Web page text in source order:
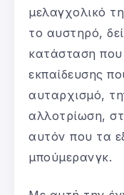
μελαγχολικό
το αυστηρό,
κατάσταση που
εκπαίδευσης
αυταρχισμό,
αλλοτρίωση,
αυτόν που τα
μπούμερανγκ.